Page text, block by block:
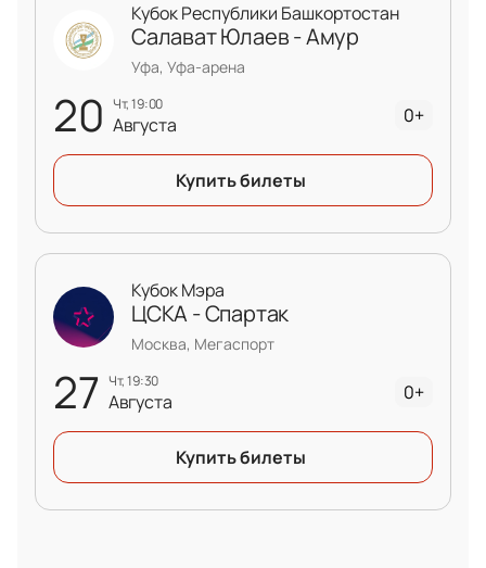
20 чт, 19:00
Августа
Кубок Республики Башкортостан
Салават Юлаев - Амур
Уфа, Уфа-арена
0+
Купить билеты
27 чт, 19:30
Августа
Кубок Мэра
ЦСКА - Спартак
Москва, Мегаспорт
0+
Купить билеты